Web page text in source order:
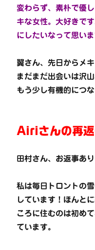
変わらず、素朴で優
キな女性。大好きで
にしたいなって思いま
翼さん、先日からメ
まだまだ出会いは沢
もう少し有機的につ
Airiさんの再
田村さん、お返事あ
私は毎日トロントの
しています！ほんと
ころに住むのは初め
ています。